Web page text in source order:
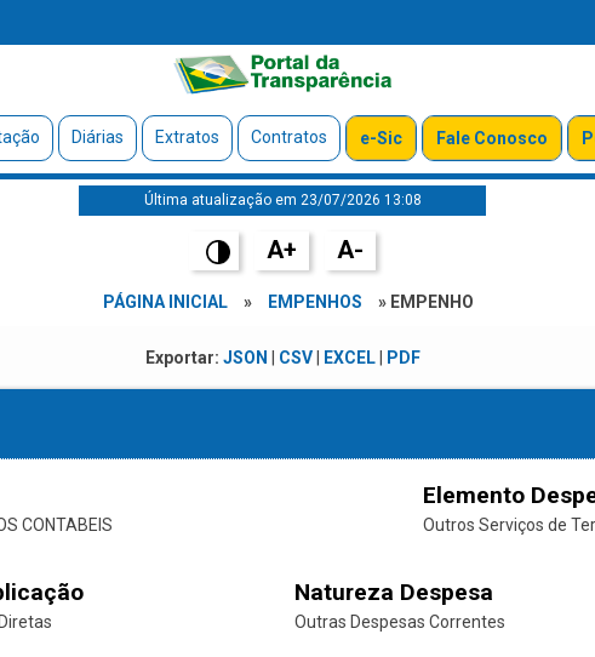
Diárias Extratos Contratos e-Sic Fale Conosco
Última atualização em 23/07/2026 13:08
A+ A-
PÁGINA INICIAL » EMPENHOS » EMPENHO
Exportar: JSON CSV| EXCEL| PDF
CONTABEIS
Elemento
Outros Serviços de
Natureza Despesa
Outras Despesas Correntes